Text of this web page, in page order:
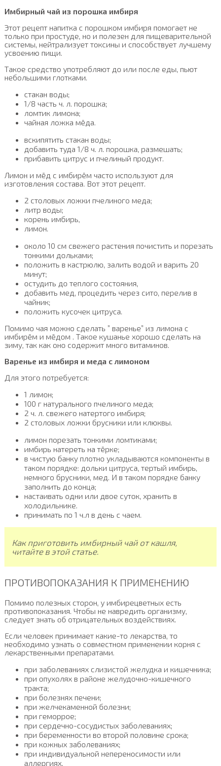
Имбирный чай из порошка имбиря
Этот рецепт напитка с порошком имбиря помогает не
только при простуде, но и полезен для пищеварительной
системы, нейтрализует токсины и способствует лучшему
усвоению пищи.
Такое средство употребляют до или после еды, пьют
небольшими глотками.
стакан воды;
1/8 часть ч. л. порошка;
ломтик лимона;
чайная ложка мёда.
вскипятить стакан воды;
добавить туда 1/8 ч. л. порошка, размешать;
прибавить цитрус и пчелиный продукт.
Лимон и мёд с имбирём часто используют для
изготовления состава. Вот этот рецепт.
2 столовых ложки пчелиного меда;
литр воды;
корень имбирь,
лимон.
около 10 см свежего растения почистить и порезать
тонкими дольками;
положить в кастрюлю, залить водой и варить 20
минут;
остудить до теплого состояния,
добавить мед, процедить через сито, перелив в
чайник;
положить кусочек цитруса.
Помимо чая можно сделать ” варенье” из лимона с
имбирём и мёдом . Такое кушанье хорошо сделать на
зиму, так как оно содержит много витаминов.
Варенье из имбиря и меда с лимоном
Для этого потребуется:
1 лимон;
100 г натурального пчелиного меда;
2 ч. л. свежего натертого имбиря;
2 столовых ложки брусники или клюквы.
лимон порезать тонкими ломтиками;
имбирь натереть на тёрке;
в чистую банку плотно укладываются компоненты в
таком порядке: дольки цитруса, тертый имбирь,
немного брусники, мед. И в таком порядке банку
заполнить до конца;
настаивать одни или двое суток, хранить в
холодильнике.
принимать по 1 ч.л в день с чаем.
Как приготовить имбирный чай от кашля,
читайте в этой статье.
ПРОТИВОПОКАЗАНИЯ К ПРИМЕНЕНИЮ
Помимо полезных сторон, у имбирецветных есть
противопоказания. Чтобы не навредить организму,
следует знать об отрицательных воздействиях.
Если человек принимает какие-то лекарства, то
необходимо узнать о совместном применении корня с
лекарственными препаратами.
при заболеваниях слизистой желудка и кишечника;
при опухолях в районе желудочно-кишечного
тракта;
при болезнях печени;
при желчекаменной болезни;
при геморрое;
при сердечно-сосудистых заболеваниях;
при беременности во второй половине срока;
при кожных заболеваниях;
при индивидуальной непереносимости или
аллергиях.